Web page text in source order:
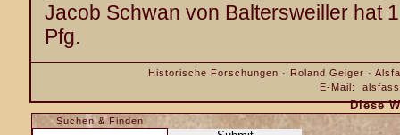
Jacob Schwan von Baltersweiller hat
Pfg.
Historische Forschungen · Roland Geiger ·
E-Mail:
Diese
Suchen & Finden